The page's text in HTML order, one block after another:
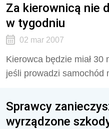
Za kierownicą nie
w tygodniu
02 mar 2007
Kierowca będzie miał 30
jeśli prowadzi samochód
Sprawcy
wyrządzone